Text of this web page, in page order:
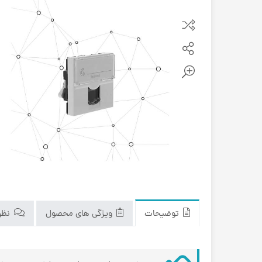
توضیحات ویژگی های محصول